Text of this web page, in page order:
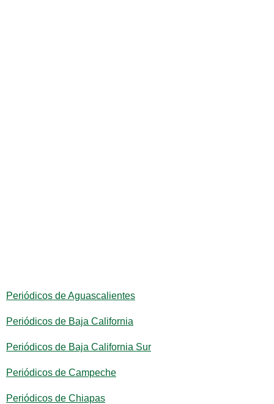
Periódicos de Aguascalientes
Periódicos de Baja California
Periódicos de Baja California Sur
Periódicos de Campeche
Periódicos de Chiapas